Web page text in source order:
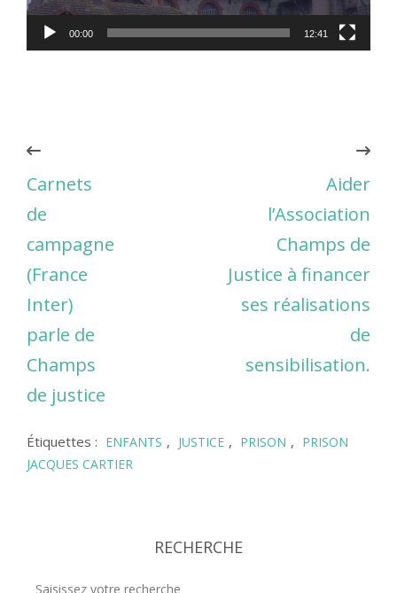
00:00 12:41
Carnets
de
campagne
(France
Inter)
parle de
Champs
de justice
Aider
l’Association
Champs de
Justice à financer
ses réalisations
de
sensibilisation.
Étiquettes : ENFANTS , JUSTICE , PRISON , PRISON
JACQUES CARTIER
RECHERCHE